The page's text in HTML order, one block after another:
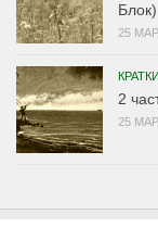
Блок)
25
2
25